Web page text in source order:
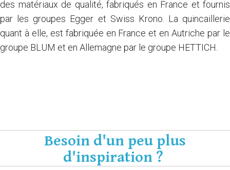
des matériaux de qualité, fabriqués en France et fournis
par les groupes Egger et Swiss Krono. La quincaillerie
quant à elle, est fabriquée en France et en Autriche par le
groupe BLUM et en Allemagne par le groupe HETTICH.
Besoin d'un peu plus
d'inspiration ?